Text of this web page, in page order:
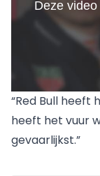
“Red Bull heeft
heeft het vuur
gevaarlijkst.”